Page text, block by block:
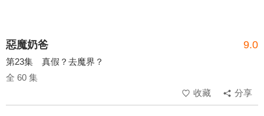
惡魔奶爸 9.0
第23集 真假？去魔界？
全 60 集
收藏
分享